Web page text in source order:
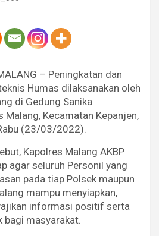
– Peningkatan dan
Humas dilaksanakan oleh
di Gedung Sanika
Malang, Kecamatan Kepanjen,
(23/03/2022).
Kapolres Malang AKBP
agar seluruh Personil yang
pada tiap Polsek maupun
mampu menyiapkan,
informasi positif serta
bagi masyarakat.